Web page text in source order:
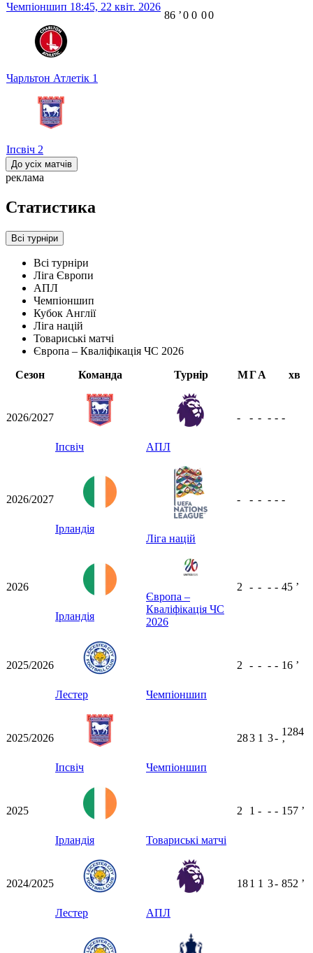
Чемпіоншип 18:45, 22 квіт. 2026
Чарльтон Атлетік 1
Іпсвіч 2
86 ʼ0 0 00
До усіх матчів
реклама
Статистика
Всі турніри
Всі турніри
Ліга Європи
АПЛ
Чемпіоншип
Кубок Англії
Ліга націй
Товариські матчі
Європа – Кваліфікація ЧС 2026
Сезон
Команда Турнір МГА хв
2026/2027
Іпсвіч АПЛ
- - - - - -
2026/2027
Ірландія
Ліга націй
- - - - - -
2026
Ірландія
Європа –
Кваліфікація ЧС
2026
2 - - - - 45 ʼ
2025/2026
Лестер Чемпіоншип
2 - - - - 16 ʼ
2025/2026
Іпсвіч Чемпіоншип
283 1 3-
1284
ʼ
2025
Ірландія Товариські матчі
2 1 - - - 157 ʼ
2024/2025
Лестер АПЛ
181 1 3- 852 ʼ